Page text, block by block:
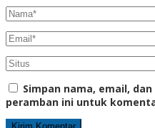
Simpan nama, email,
peramban ini untuk